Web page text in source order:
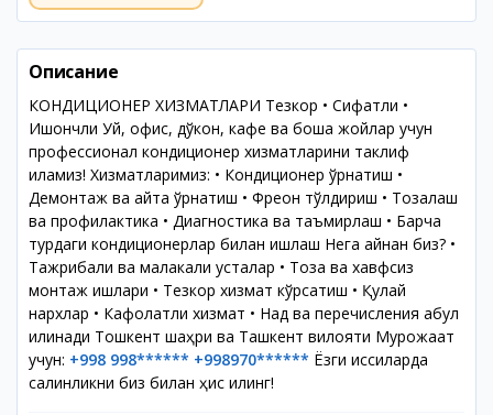
Описание
КОНДИЦИОНЕР ХИЗМАТЛАРИ Тезкор • Сифатли •
Ишончли Уй, офис, дўкон, кафе ва бошқа жойлар учун
профессионал кондиционер хизматларини таклиф
қиламиз! Хизматларимиз: • Кондиционер ўрнатиш •
Демонтаж ва қайта ўрнатиш • Фреон тўлдириш • Тозалаш
ва профилактика • Диагностика ва таъмирлаш • Барча
турдаги кондиционерлар билан ишлаш Нега айнан биз? •
Тажрибали ва малакали усталар • Тоза ва хавфсиз
монтаж ишлари • Тезкор хизмат кўрсатиш • Қулай
нархлар • Кафолатли хизмат • Нақд ва перечисления қабул
қилинади Тошкент шаҳри ва Ташкент вилояти Мурожаат
учун: +998 998****** +998970****** Ёзги иссиқларда
салқинликни биз билан ҳис қилинг!